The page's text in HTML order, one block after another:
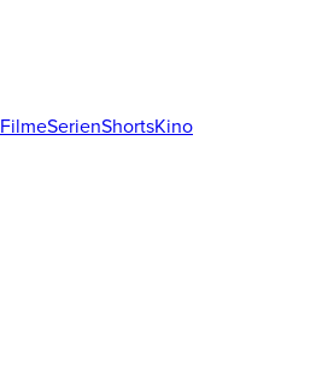
FilmeSerienShortsKino